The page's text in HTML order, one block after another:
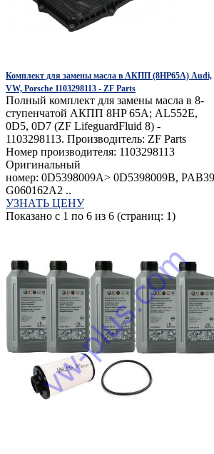
Комплект для замены масла в АКПП (8HP65A) Audi,
VW, Porsche 1103298113 - ZF Parts
Полный комплект для замены масла в 8-
ступенчатой АКПП 8HP 65A; AL552E,
0D5, 0D7 (ZF LifeguardFluid 8) -
1103298113. Производитель: ZF Parts
Номер производителя: 1103298113
Оригинальный
номер: 0D5398009A> 0D5398009B,
G060162A2 ..
УЗНАТЬ ЦЕНУ
Показано с 1 по 6 из 6 (страниц: 1)